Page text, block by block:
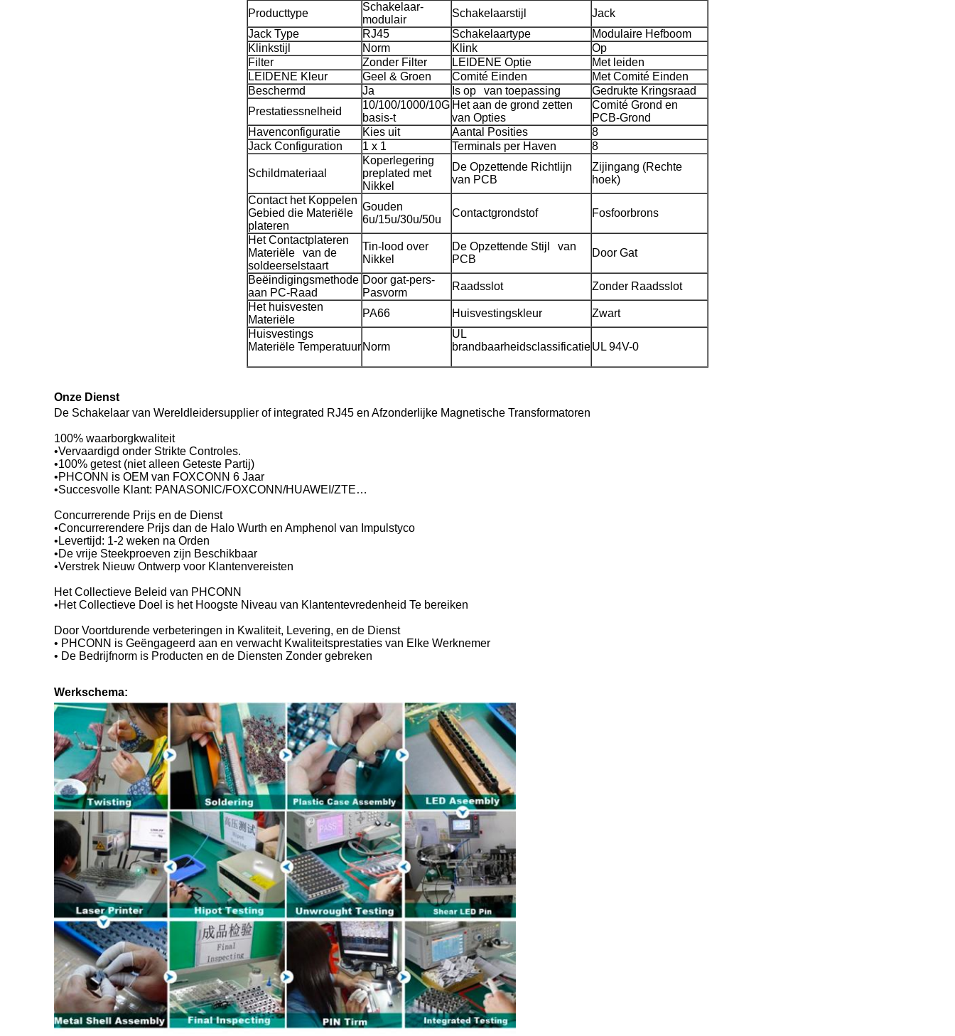
Producttype
Schakelaar-
modulair
Schakelaarstijl
Jack
Jack Type
RJ45 Schakelaartype
Modulaire Hefboom
Klinkstijl
Norm Klink
Op
Filter
Zonder Filter LEIDENE Optie
Met leiden
LEIDENE Kleur
Geel & Groen Comité Einden
Met Comité Einden
Beschermd
Ja Is op van toepassing
Gedrukte Kringsraad
Prestatiessnelheid
10/100/1000/10G
basis-t
Het aan de grond zetten
van Opties
Comité Grond en
PCB-Grond
Havenconfiguratie
Kies uit Aantal Posities
8
Jack Configuration
1 x 1 Terminals per Haven 8
Schildmateriaal
Koperlegering
preplated met
Nikkel
De Opzettende Richtlijn
van PCB
Zijingang (Rechte
hoek)
Contact het Koppelen
Gebied die Materiële
plateren
Gouden
6u/15u/30u/50u
Contactgrondstof Fosfoorbrons
Het Contactplateren
Materiële van de
soldeerselstaart
Tin-lood over
Nikkel
De Opzettende Stijl van
PCB
Door Gat
Beëindigingsmethode
aan PC-Raad
Door gat-pers-
Pasvorm
Raadsslot
Zonder Raadsslot
Het huisvesten
Materiële
PA66 Huisvestingskleur
Zwart
Huisvestings
Materiële Temperatuur Norm
UL
brandbaarheidsclassificatieUL 94V-0
Onze Dienst
De Schakelaar van Wereldleidersupplier of integrated RJ45 en Afzonderlijke Magnetische Transformatoren
100% waarborgkwaliteit
•Vervaardigd onder Strikte Controles.
•100% getest (niet alleen Geteste Partij)
•PHCONN is OEM van FOXCONN 6 Jaar
•Succesvolle Klant: PANASONIC/FOXCONN/HUAWEI/ZTE…
Concurrerende Prijs en de Dienst
•Concurrerendere Prijs dan de Halo Wurth en Amphenol van Impulstyco
•Levertijd: 1-2 weken na Orden
•De vrije Steekproeven zijn Beschikbaar
•Verstrek Nieuw Ontwerp voor Klantenvereisten
Het Collectieve Beleid van PHCONN
•Het Collectieve Doel is het Hoogste Niveau van Klantentevredenheid Te bereiken
Door Voortdurende verbeteringen in Kwaliteit, Levering, en de Dienst
• PHCONN is Geëngageerd aan en verwacht Kwaliteitsprestaties van Elke Werknemer
• De Bedrijfnorm is Producten en de Diensten Zonder gebreken
Werkschema: